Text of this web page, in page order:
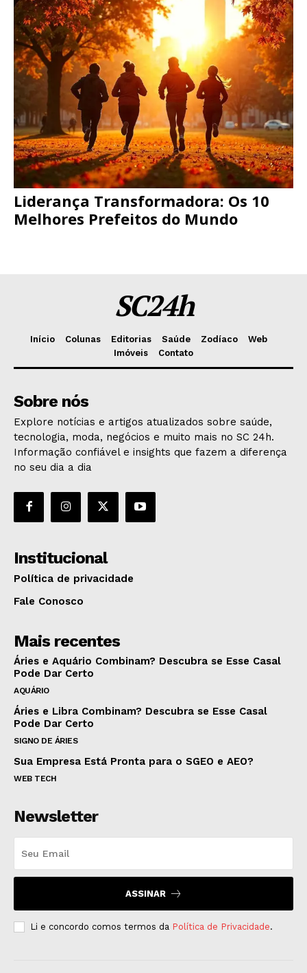
Liderança Transformadora: Os 10
Melhores Prefeitos do Mundo
SC24h
Início Colunas Editorias Saúde Zodíaco
Web
Imóveis
Contato
Sobre nós
Explore notícias e artigos atualizados sobre saúde,
tecnologia, moda, negócios e muito mais no SC 24h.
Informação confiável e insights que fazem a diferença
no seu dia a dia
Institucional
Política de privacidade
Fale Conosco
Mais recentes
Áries e Aquário Combinam? Descubra se Esse Casal
Pode Dar Certo
AQUÁRIO
Áries e Libra Combinam? Descubra se Esse Casal
Pode Dar Certo
SIGNO DE ÁRIES
Sua Empresa Está Pronta para o SGEO e AEO?
WEB TECH
Newsletter
ASSINAR
Li e concordo comos termos da Política de Privacidade.